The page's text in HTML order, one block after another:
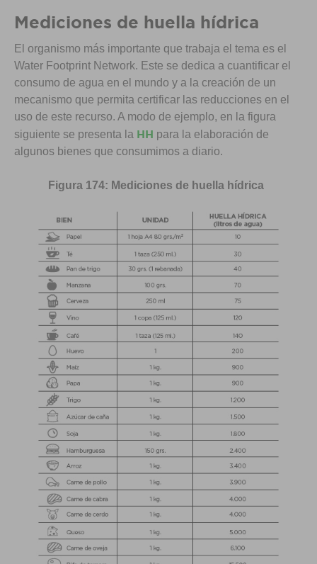
Mediciones de huella hídrica
El organismo más importante que trabaja el tema es el
Water Footprint Network. Este se dedica a cuantificar el
consumo de agua en el mundo y a la creación de un
mecanismo que permita certificar las reducciones en el
uso de este recurso. A modo de ejemplo, en la figura
siguiente se presenta la HH para la elaboración de
algunos bienes que consumimos a diario.
Figura 174: Mediciones de huella hídrica